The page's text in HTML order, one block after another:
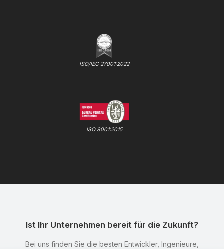
ISO/IEC 27001:2022
ISO 9001:2015
Ist Ihr Unternehmen bereit für die Zukunft?
Bei uns finden Sie die besten Entwickler, Ingenieure,